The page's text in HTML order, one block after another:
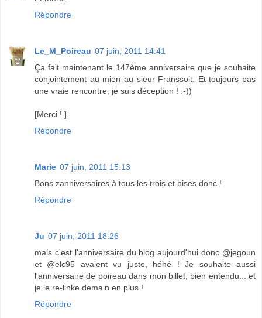
Répondre
Le_M_Poireau 07 juin, 2011 14:41
Ça fait maintenant le 147ème anniversaire que je souhaite
conjointement au mien au sieur Franssoit. Et toujours pas
une vraie rencontre, je suis déception ! :-))
[Merci ! ].
Répondre
Marie 07 juin, 2011 15:13
Bons zanniversaires à tous les trois et bises donc !
Répondre
Ju 07 juin, 2011 18:26
mais c'est l'anniversaire du blog aujourd'hui donc @jegoun
et @elc95 avaient vu juste, héhé ! Je souhaite aussi
l'anniversaire de poireau dans mon billet, bien entendu... et
je le re-linke demain en plus !
Répondre